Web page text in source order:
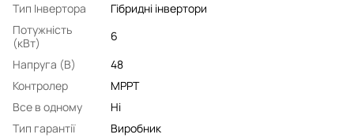
Тип Інвертора
Гібридні інвертори
Потужність
(кВт)
6
Напруга (В)
48
Контролер
MPPT
Все в одному
Ні
Тип гарантії
Виробник